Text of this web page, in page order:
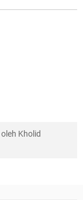
oleh Kholid